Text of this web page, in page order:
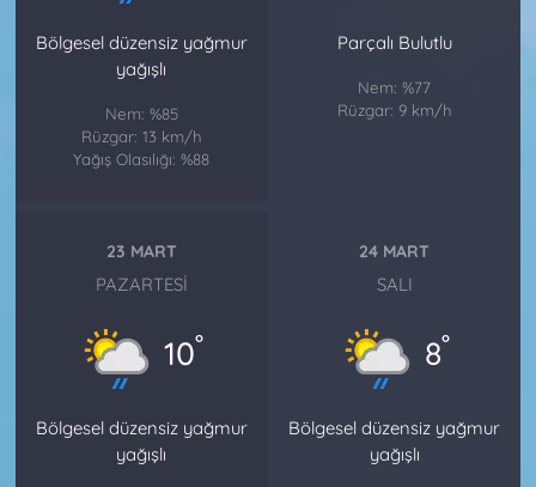
Bölgesel düzensiz yağmur
yağışlı
Nem: %85
Rüzgar: 13 km/h
Yağış Olasılığı: %88
Parçalı Bulutlu
Nem: %77
Rüzgar: 9 km/h
23 MART
PAZARTESI
10°
Bölgesel düzensiz yağmur
yağışlı
24 MART
SALI
8°
Bölgesel düzensiz yağmur
yağışlı